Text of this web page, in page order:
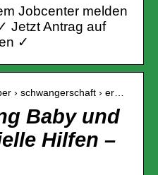
Jobcenter melden
Jetzt Antrag auf
✓
› schwangerschaft › er…
Baby und
Hilfen –